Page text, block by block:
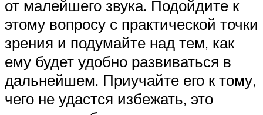
от малейшего звука. Подойдите к
этому вопросу с практической точки
зрения и подумайте над тем, как
ему будет удобно развиваться в
дальнейшем. Приучайте его к тому,
чего не удастся избежать, это